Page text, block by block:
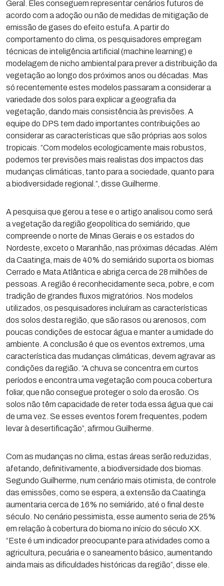
Geral. Eles conseguem representar cenários futuros de
acordo com a adoção ou não de medidas de mitigação de
emissão de gases do efeito estufa. A partir do
comportamento do clima, os pesquisadores empregam
técnicas de inteligência artificial (machine learning) e
modelagem de nicho ambiental para prever a distribuição da
vegetação ao longo dos próximos anos ou décadas. Mas
só recentemente estes modelos passaram a considerar a
variedade dos solos para explicar a geografia da
vegetação, dando mais consistência às previsões. A
equipe do DPS tem dado importantes contribuições ao
considerar as características que são próprias aos solos
tropicais. “Com modelos ecologicamente mais robustos,
podemos ter previsões mais realistas dos impactos das
mudanças climáticas, tanto para a sociedade, quanto para
a biodiversidade regional.”, disse Guilherme.
A pesquisa que gerou a tese e o artigo analisou como será
a vegetação da região geopolítica do semiárido, que
compreende o norte de Minas Gerais e os estados do
Nordeste, exceto o Maranhão, nas próximas décadas. Além
da Caatinga, mais de 40% do semiárido suporta os biomas
Cerrado e Mata Atlântica e abriga cerca de 28 milhões de
pessoas. A região é reconhecidamente seca, pobre, e com
tradição de grandes fluxos migratórios. Nos modelos
utilizados, os pesquisadores incluíram as características
dos solos desta região, que são rasos ou arenosos, com
poucas condições de estocar água e manter a umidade do
ambiente. A conclusão é que os eventos extremos, uma
característica das mudanças climáticas, devem agravar as
condições da região. “A chuva se concentra em curtos
períodos e encontra uma vegetação com pouca cobertura
foliar, que não consegue proteger o solo da erosão. Os
solos não têm capacidade de reter toda essa água que cai
de uma vez. Se esses eventos forem frequentes, podem
levar à desertificação”, afirmou Guilherme.
Com as mudanças no clima, estas áreas serão reduzidas,
afetando, definitivamente, a biodiversidade dos biomas.
Segundo Guilherme, num cenário mais otimista, de controle
das emissões, como se espera, a extensão da Caatinga
aumentaria cerca de 16% no semiárido, até o final deste
século. No cenário pessimista, esse aumento seria de 25%
em relação à cobertura do bioma no início do século XX.
“Este é um indicador preocupante para atividades como a
agricultura, pecuária e o saneamento básico, aumentando
ainda mais as dificuldades históricas da região”, disse ele.